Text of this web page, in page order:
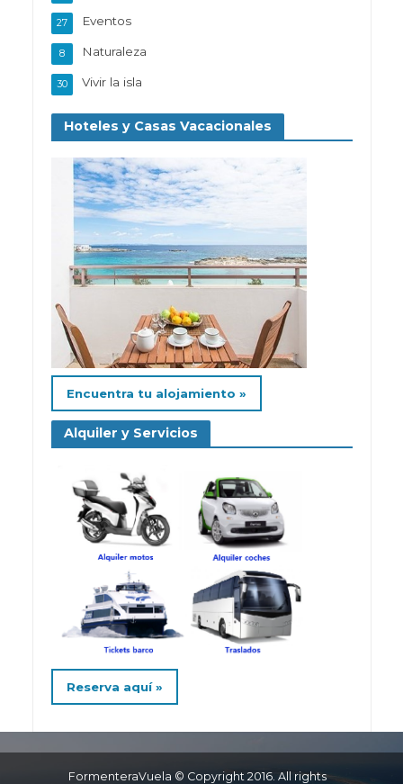
Eventos
27
Naturaleza
8
Vivir la isla
30
Hoteles y Casas Vacacionales
Encuentra tu alojamiento »
Alquiler y Servicios
Reserva aquí »
FormenteraVuela © Copyright 2016. All rights